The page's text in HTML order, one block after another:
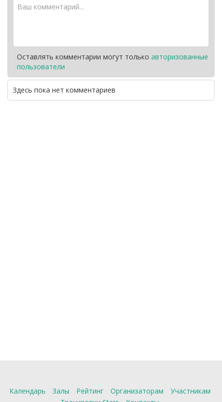
Оставлять комментарии могут только авторизованные
пользователи
Здесь пока нет комментариев
Календарь Залы Рейтинг Организаторам
Участникам